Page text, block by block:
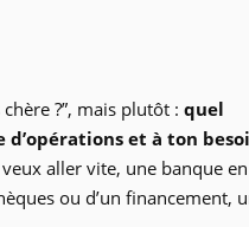
?”, mais plutôt : quel
et à ton
aller vite, une banque en
ou d’un financement,